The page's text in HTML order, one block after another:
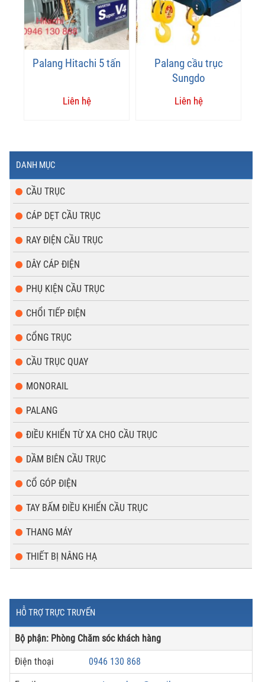
Palang Hitachi 5 tấn
Liên hệ
Palang cầu trục
Sungdo
Liên hệ
DANH MỤC
CẦU TRỤC
CÁP DẸT CẦU TRỤC
RAY ĐIỆN CẦU TRỤC
DÂY CÁP ĐIỆN
PHỤ KIỆN CẦU TRỤC
CHỔI TIẾP ĐIỆN
CỔNG TRỤC
CẦU TRỤC QUAY
MONORAIL
PALANG
ĐIỀU KHIỂN TỪ XA CHO CẦU TRỤC
DẦM BIÊN CẦU TRỤC
CỔ GÓP ĐIỆN
TAY BẤM ĐIỀU KHIỂN CẦU TRỤC
THANG MÁY
THIẾT BỊ NÂNG HẠ
HỖ TRỢ TRỰC TRUYẾN
Bộ phận: Phòng Chăm sóc khách hàng
Điện thoại 0946 130 868